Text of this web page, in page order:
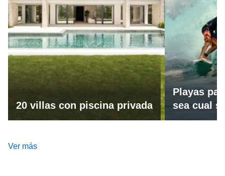
20 villas con piscina privada
Playas
sea cual
Ver más